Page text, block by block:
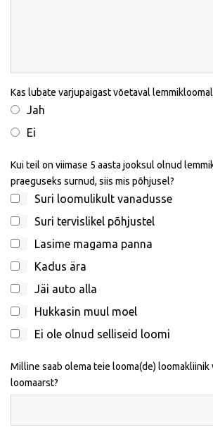
Kas lubate varjupaigast võetaval
Jah
Ei
Kui teil on viimase 5 aasta jooksul olnud
praeguseks surnud, siis mis põhjusel?
Suri loomulikult vanadusse
Suri tervislikel põhjustel
Lasime magama panna
Kadus ära
Jäi auto alla
Hukkasin muul moel
Ei ole olnud selliseid loomi
Milline saab olema teie looma(de) loomakliinik
loomaarst?